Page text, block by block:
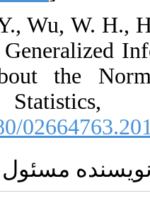
Wu‎, ‎W‎. ‎Y.‎,
‎The
About